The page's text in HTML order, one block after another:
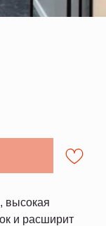
высокая
и расширит